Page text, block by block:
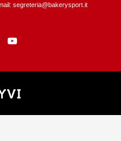
segreteria@bakerysport.it